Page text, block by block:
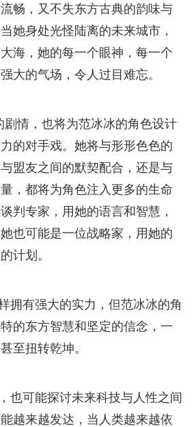
畅，又不失东方古典的韵味与
她身处光怪陆离的未来城市，
海，她的每一个眼神，每一个
大的气场，令人过目难忘。
剧情，也将为范冰冰的角色设计
的对手戏。她将与形形色色的
盟友之间的默契配合，还是与
，都将为角色注入更多的生命
判专家，用她的语言和智慧，
也可能是一位战略家，用她的
计划。
拥有强大的实力，但范冰冰的角
的东方智慧和坚定的信念，一
至扭转乾坤。
也可能探讨未来科技与人性之间
越来越发达，当人类越来越依